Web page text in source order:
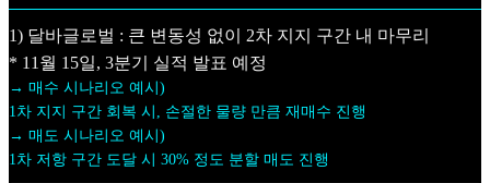
1) 달바글로벌 : 큰 변동성 없이 2차 지지 구간 내 마무리
* 11월 15일, 3분기 실적 발표 예정
→ 매수 시나리오 예시)
1차 지지 구간 회복 시, 손절한 물량 만큼 재매수 진행
→ 매도 시나리오 예시)
1차 저항 구간 도달 시 30% 정도 분할 매도 진행